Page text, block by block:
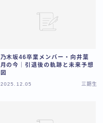
乃木坂46卒業メンバー・向井葉
月の今｜引退後の軌跡と未来予想
図
2025.12.05 三期生